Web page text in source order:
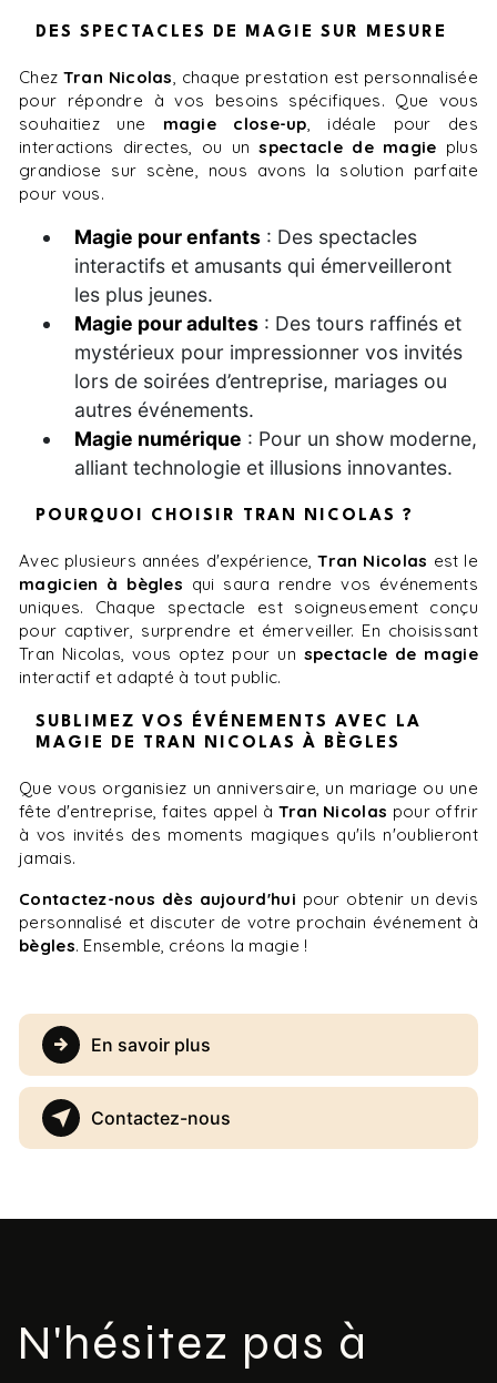
DES SPECTACLES DE MAGIE SUR MESURE
Chez Tran Nicolas, chaque prestation est personnalisée
pour répondre à vos besoins spécifiques. Que vous
souhaitiez une magie close-up, idéale pour des
interactions directes, ou unspectacle de magie plus
grandiose sur scène, nous avons la solution parfaite
pour vous.
Magie pour enfants : Des spectacles
interactifs et amusants qui émerveilleront
les plus jeunes.
Magie pour adultes : Des tours raffinés et
mystérieux pour impressionner vos invités
lors de soirées d’entreprise, mariages ou
autres événements.
Magie numérique : Pour un show moderne,
alliant technologie et illusions innovantes.
POURQUOI CHOISIR TRAN NICOLAS ?
Avec plusieurs années d'expérience,Tran Nicolas est le
magicien à bègles qui saura rendre vos événements
uniques. Chaque spectacle est soigneusement conçu
pour captiver, surprendre et émerveiller. En choisissant
Tran Nicolas, vous optez pour un spectacle de magie
interactif et adapté à tout public.
SUBLIMEZ VOS ÉVÉNEMENTS AVEC LA
MAGIE DE TRAN NICOLAS À BÈGLES
Que vous organisiez un anniversaire, un mariage ou une
fête d'entreprise, faites appel à Tran Nicolas pour offrir
à vos invités des moments magiques qu'ils n'oublieront
jamais.
Contactez-nous dès aujourd'hui pour obtenir un devis
personnalisé et discuter de votre prochain événement à
bègles. Ensemble, créons la magie !
En savoir plus
Contactez-nous
N'hésitez pas à